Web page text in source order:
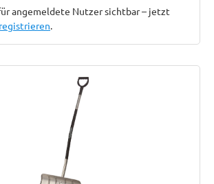
angemeldete Nutzer sichtbar – jetzt
.